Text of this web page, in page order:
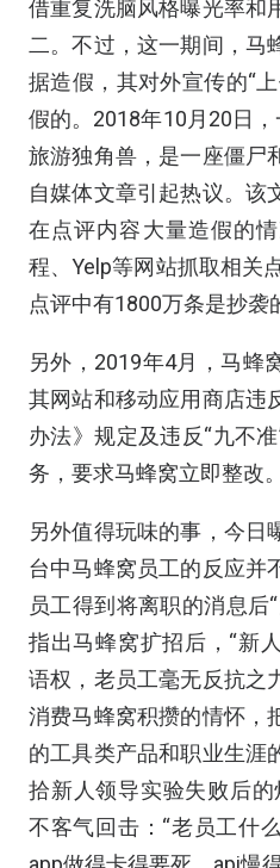
借重复洗脑风格曝光率和
二。不过，这一期间，马
据造假，其对外宣传的“
假的。2018年10月20日
旅游独角兽，是一座僵尸
自媒体文章引起热议。该
在点评内容大量造假的
程、Yelp等网站抓取相关
点评中有1800万条是抄袭
另外，2019年4月，马蜂
其网站和移动应用商店违
办法》规定及违反“九不
务，要求马蜂窝立即整改。
另外值得玩味的事，今日
台中马蜂窝员工的反应并
员工得到将离职的消息后
指出马蜂窝扩招后，“新
语权，老员工毫无反抗之
消费马蜂窝积攒的情怀，
的工具类产品和职业生涯
拾新人领导实验失败后
不客气回击：“老员工什